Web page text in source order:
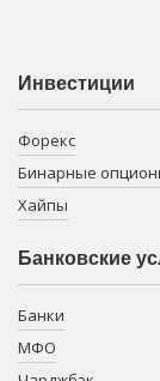
Инвестиции
Форекс
Бинарные
Хайпы
Банковские
Банки
МФО